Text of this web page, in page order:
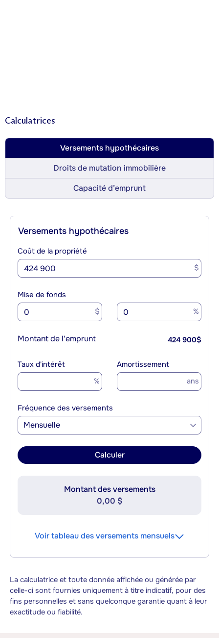
Calculatrices
Versements hypothécaires
Droits de mutation immobilière
Capacité d’emprunt
Versements hypothécaires
Coût de la propriété
$
Mise de fonds
$ %
Montant de l'emprunt 424 900$
Taux d'intérêt
%
Amortissement
ans
Fréquence des versements
Mensuelle
Calculer
Montant des versements
0,00 $
Voir tableau des versements mensuels
La calculatrice et toute donnée affichée ou générée par
celle-ci sont fournies uniquement à titre indicatif, pour des
fins personnelles et sans quelconque garantie quant à leur
exactitude ou fiabilité.